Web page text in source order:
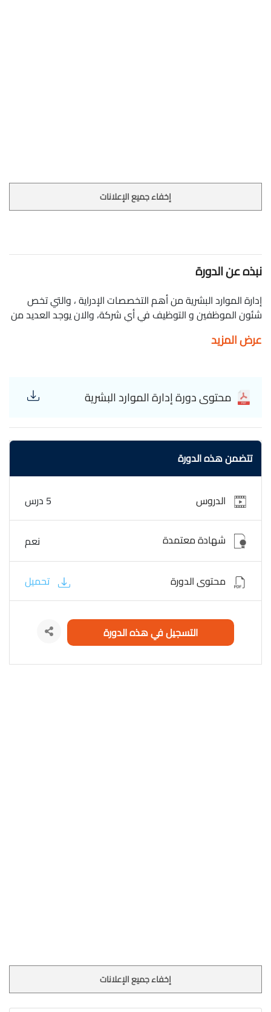
إخفاء جميع الإعلانات
نبذه عن الدورة
إدارة الموارد البشرية من أهم التخصصات الإدراية ، والتي تخص
شئون الموظفين و التوظيف في أي شركة، والان يوجد العديد من
عرض المزيد
محتوى دورة إدارة الموارد البشرية
تتضمن هذه الدورة
الدروس 5 درس
شهادة معتمدة نعم
محتوى الدورة تحميل
التسجيل في هذه الدورة
إخفاء جميع الإعلانات